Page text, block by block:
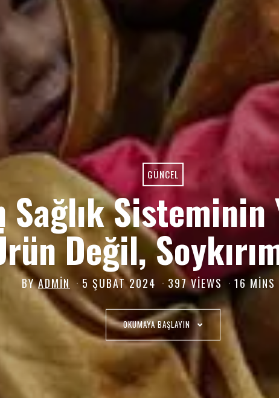
GÜNCEL
Sağlık
Değil,
BYADMIN 5 ŞUBAT 2024
U
B
A
T
2
397 VIEWS 16 MINS
OKUMAYA BAŞLAYIN